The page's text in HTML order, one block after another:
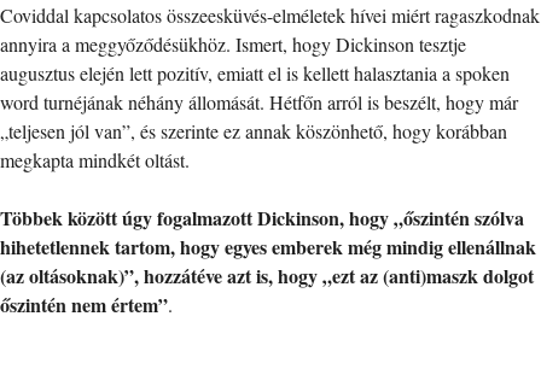
Coviddal kapcsolatos összeesküvés-elméletek hívei miért ragaszkodnak
annyira a meggyőződésükhöz. Ismert, hogy Dickinson tesztje
augusztus elején lett pozitív, emiatt el is kellett halasztania a spoken
word turnéjának néhány állomását. Hétfőn arról is beszélt, hogy már
„teljesen jól van”, és szerinte ez annak köszönhető, hogy korábban
megkapta mindkét oltást.
Többek között úgy fogalmazott Dickinson, hogy „őszintén szólva
hihetetlennek tartom, hogy egyes emberek még mindig ellenállnak
(az oltásoknak)”, hozzátéve azt is, hogy „ezt az (anti)maszk dolgot
őszintén nem értem”.